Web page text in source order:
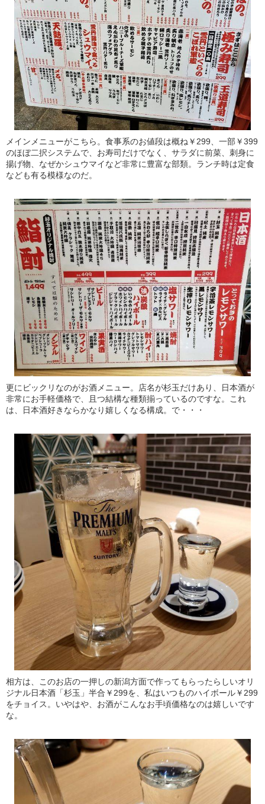
メインメニューがこちら。食事系のお値段は概ね￥299、一部￥399
のほぼ二択システムで、お寿司だけでなく、サラダに前菜、刺身に
揚げ物、なぜかシュウマイなど非常に豊富な部類。ランチ時は定食
なども有る模様なのだ。
更にビックリなのがお酒メニュー。店名が杉玉だけあり、日本酒が
非常にお手軽価格で、且つ結構な種類揃っているのですな。これ
は、日本酒好きならかなり嬉しくなる構成。で・・・
相方は、このお店の一押しの新潟方面で作ってもらったらしいオリ
ジナル日本酒「杉玉」半合￥299を、私はいつものハイボール￥299
をチョイス。いやはや、お酒がこんなお手頃価格なのは嬉しいです
な。